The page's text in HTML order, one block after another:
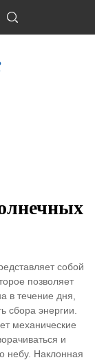
собой
позволяет
в течение дня,
сбора энергии.
механические
и
небу. Наклонная